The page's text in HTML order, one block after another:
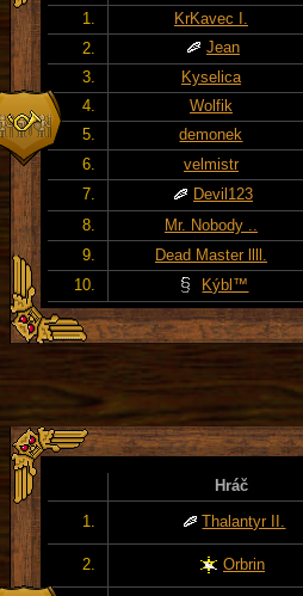
1.
KrKavec I.
2.
Jean
3.
Kyselica
4.
Wolfik
5.
demonek
6.
velmistr
7.
Devil123
8.
Mr. Nobody ..
9.
Dead Master llll.
10.
Kýbl™
Hráč
1.
Thalantyr II.
2. Orbrin